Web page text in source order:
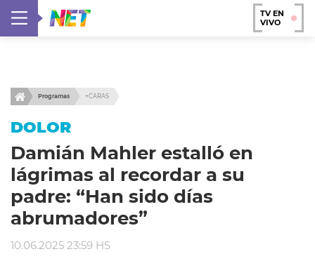
TV EN
VIVO
Programas +CARAS
DOLOR
Damián Mahler estalló en
lágrimas al recordar a su
padre: “Han sido días
abrumadores”
10.06.2025 23:59 HS